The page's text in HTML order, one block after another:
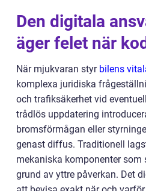
Den digitala
äger felet när
När mjukvaran styr bilens
komplexa juridiska
och trafiksäkerhet vid
trådlös uppdatering
bromsförmågan eller
genast diffus. Traditionell
mekaniska komponenter som
grund av yttre påverkan. Det